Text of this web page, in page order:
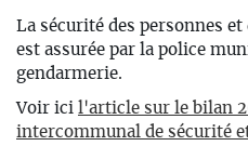
La sécurité des personnes
est assurée par la police
gendarmerie.
Voir ici
l'article sur le bilan
intercommunal de sécurité